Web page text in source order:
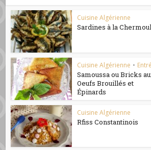
Cuisine Algérienne
Sardines à la
Cuisine Algérienne •
Samoussa ou Bricks
Oeufs Brouillés et
Épinards
Cuisine Algérienne
Rfiss Constantinois